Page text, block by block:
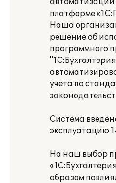
автоматизации
платформе
Наша
решение об
программного
учета по
Система
эксплуатацию
На наш выбор
образом